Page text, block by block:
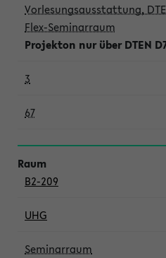
Vorlesungsausstattung,
Flex-Seminarraum
Projekton nur über DTEN
3
67
B2-209
UHG
Seminarraum